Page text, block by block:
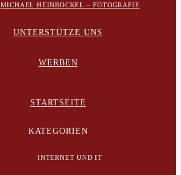
MICHAEL HEINBOCKEL – FOTOGRAFIE
UNTERSTÜTZE UNS
WERBEN
STARTSEITE
KATEGORIEN
INTERNET UND IT